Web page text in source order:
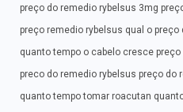
preço do remedio rybelsus 3mg
preço remedio rybelsus qual o preço
quanto tempo o cabelo cresce
preco do remedio rybelsus preço do
quanto tempo tomar roacutan